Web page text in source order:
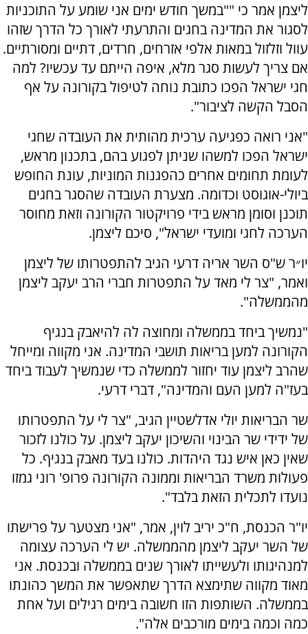
ליצמן אמר כי ""במשך חודש ימים אני שומע על התוכניות
לסגור את המדינה בחגים והתרעתי לאורך כל הדרך שזהו
עוול וזלזול במאות אלפי אזרחים, חרדים, דתיים ומסורתיים.
אם צריך לעשות סגר מלא, איפה הייתם עד עכשיו? למה
חגי ישראל הפכו כתובת נוחה לטיפול בקורונה על אף
הסבל הקשה לציבור".
"אני רואה כפגיעה ערכית מהותית את העובדה שחגי
ישראל הפכו למשהו שניתן לפגוע בהם, בתכנון מראש,
לעומת תחומים אחרים כהפגנות המוניות, עונת החופש
ביולי-אוגוסט וכדומה. מצערת העובדה שהסגר בחגים
תוכנן וסומן מראש בידי פרויקטור הקורונה וזאת מחוסר
הערכה לחגי ומועדי ישראל", סיכם ליצמן.
יו״ר ש"ס השר אריה דרעי הגיב להתפטרותו של ליצמן
ואמר, "צר לי מאד על התפטרות חברי הרב יעקב ליצמן
מהממשלה".
"נמשיך ביחד בממשלה ומחוצה לה להיאבק בנגיף
הקורונה למען בריאות תושבי המדינה. אני מקווה ומייחל
שהרב ליצמן עוד יחזור לממשלה כדי שנמשיך לעבוד ביחד
בעז"ה למען העם והמדינה", דברי דרעי.
שר הבריאות יולי אדלשטיין הגיב, "צר לי על התפטרותו
של ידידי שר הבינוי והשיכון יעקב ליצמן. על כולנו לזכור
שאין כאן איש נגד היהדות. כולנו בעד מאבק בנגיף. כל
פעולות משרד הבריאות וממונה הקורונה פרופ' רוני גמזו
נועדו לתכלית הזאת בלבד".
יו"ר הכנסת, ח"כ יריב לוין, אמר, "אני מצטער על פרישתו
של השר יעקב ליצמן מהממשלה. יש לי הערכה עצומה
למנהיגותו ולעשייתו לאורך שנים בממשלה ובכנסת. אני
מאוד מקווה שתימצא הדרך שתאפשר את המשך כהונתו
בממשלה. השותפות הזו חשובה בימים רגילים ועל אחת
כמה וכמה בימים מורכבים אלה".